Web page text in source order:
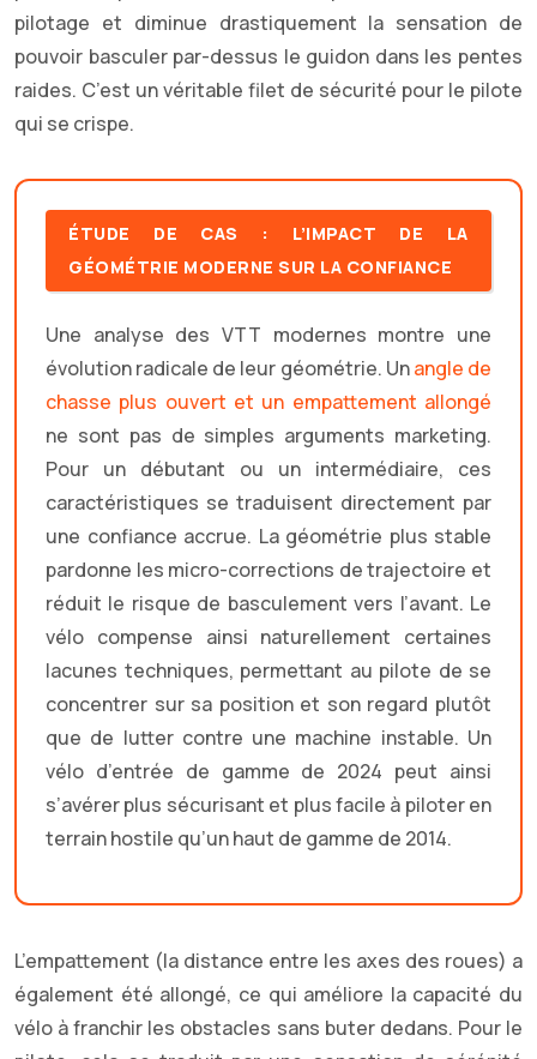
pilotage et diminue drastiquement la sensation de
pouvoir basculer par-dessus le guidon dans les pentes
raides. C’est un véritable filet de sécurité pour le pilote
qui se crispe.
ÉTUDE DE CAS : L’IMPACT DE LA
GÉOMÉTRIE MODERNE SUR LA CONFIANCE
Une analyse des VTT modernes montre une
évolution radicale de leur géométrie. Unangle de
chasse plus ouvert et un empattement allongé
ne sont pas de simples arguments marketing.
Pour un débutant ou un intermédiaire, ces
caractéristiques se traduisent directement par
une confiance accrue. La géométrie plus stable
pardonne les micro-corrections de trajectoire et
réduit le risque de basculement vers l’avant. Le
vélo compense ainsi naturellement certaines
lacunes techniques, permettant au pilote de se
concentrer sur sa position et son regard plutôt
que de lutter contre une machine instable. Un
vélo d’entrée de gamme de 2024 peut ainsi
s’avérer plus sécurisant et plus facile à piloter en
terrain hostile qu’un haut de gamme de 2014.
L’empattement (la distance entre les axes des roues) a
également été allongé, ce qui améliore la capacité du
vélo à franchir les obstacles sans buter dedans. Pour le